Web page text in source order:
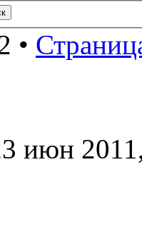
•
июн